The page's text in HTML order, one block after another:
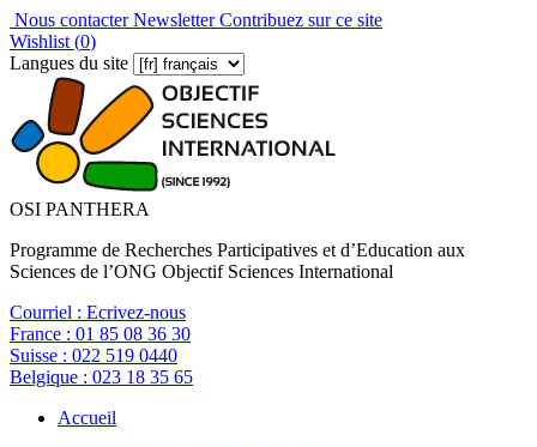
Nous contacterNewsletterContribuez sur ce site
Wishlist (0)
Langues du site
OSI PANTHERA
Programme de Recherches Participatives et d’Education aux
Sciences de l’ONG Objectif Sciences International
Courriel : Ecrivez-nous
France : 01 85 08 36 30
Suisse : 022 519 0440
Belgique : 023 18 35 65
Accueil